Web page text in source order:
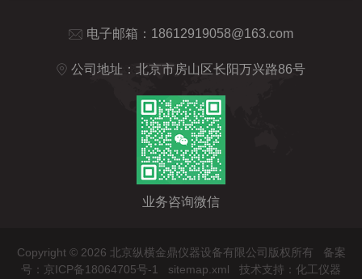
电子邮箱： 18612919058@163.com
公司地址：北京市房山区长阳万兴路86号
业务咨询微信
Copyright © 2026 北京纵横金鼎仪器设备有限公司版权所有 备案
号：京ICP备18064705号-1
sitemap.xml 技术支持： 化工仪器